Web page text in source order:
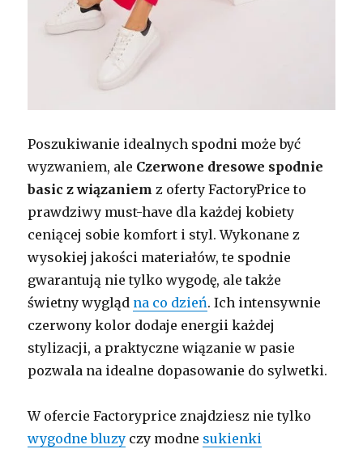
Poszukiwanie idealnych spodni może być
wyzwaniem, ale Czerwone dresowe spodnie
basic z wiązaniem z oferty FactoryPrice to
prawdziwy must-have dla każdej kobiety
ceniącej sobie komfort i styl. Wykonane z
wysokiej jakości materiałów, te spodnie
gwarantują nie tylko wygodę, ale także
świetny wygląd na co dzień. Ich intensywnie
czerwony kolor dodaje energii każdej
stylizacji, a praktyczne wiązanie w pasie
pozwala na idealne dopasowanie do sylwetki.
W ofercie Factoryprice znajdziesz nie tylko
wygodne bluzy czy modne sukienki